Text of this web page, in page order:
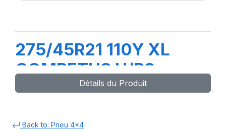
275/45R21 110Y XL
COMPETUS H/P3
Détails du Produit
Back to: Pneu 4x4